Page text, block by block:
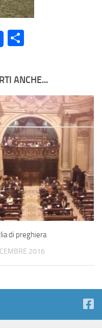
ANCHE...
di preghiera
2016